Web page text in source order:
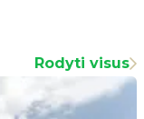
Rodyti visus